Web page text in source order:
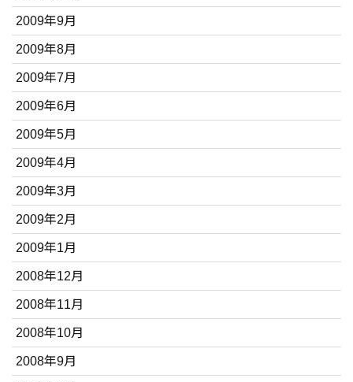
2009年9月
2009年8月
2009年7月
2009年6月
2009年5月
2009年4月
2009年3月
2009年2月
2009年1月
2008年12月
2008年11月
2008年10月
2008年9月